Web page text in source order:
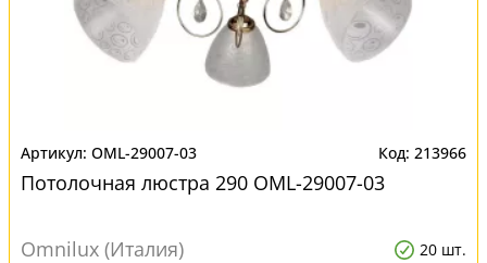
OML-29007-03 213966
Потолочная люстра 290 OML-29007-03
Omnilux (Италия) 20 шт.